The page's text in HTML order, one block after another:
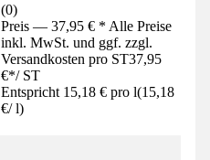
(0)
Preis — 37,95 € * Alle Preise
inkl. MwSt. und ggf. zzgl.
Versandkosten pro ST37,95
€*/ ST
Entspricht 15,18 € pro l(15,18
€/ l)